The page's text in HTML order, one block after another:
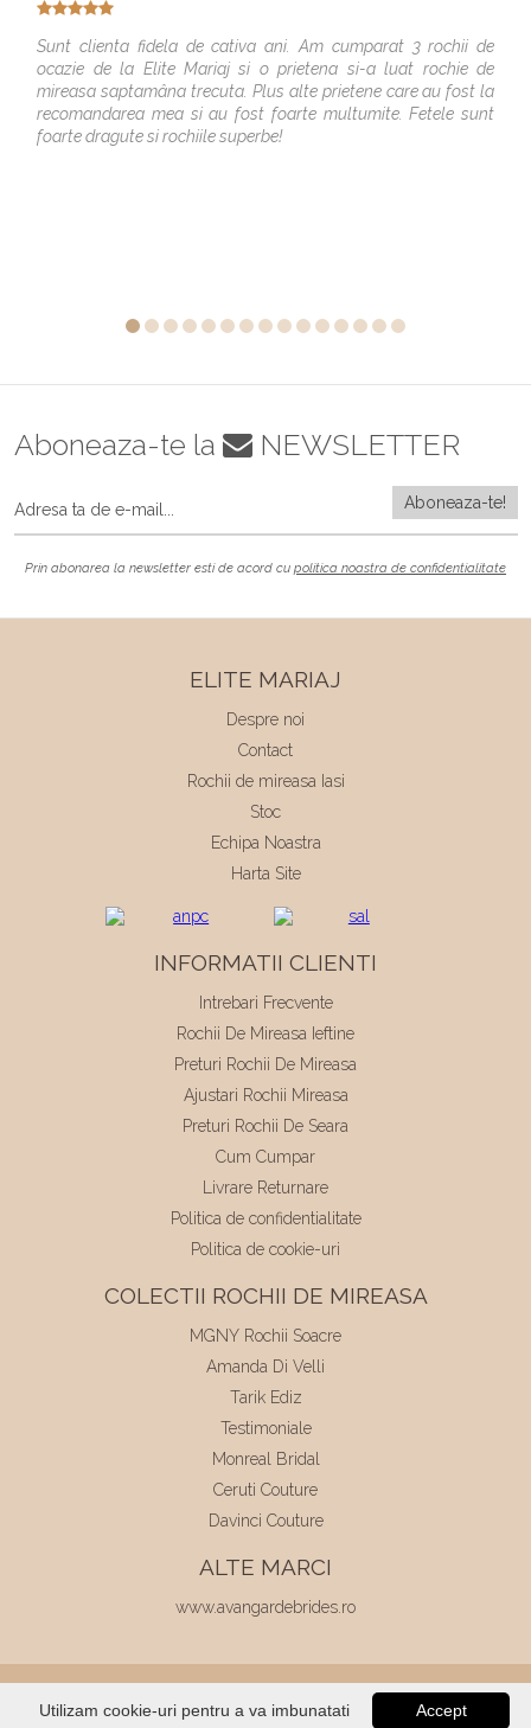
Sunt clienta fidela de cativa ani. Am cumparat 3 rochii de
ocazie de la Elite Mariaj si o prietena si-a luat rochie de
mireasa saptamâna trecuta. Plus alte prietene care au fost la
recomandarea mea si au fost foarte multumite. Fetele sunt
foarte dragute si rochiile superbe!
Aboneaza-te la NEWSLETTER
Prin abonarea la newsletter esti de acord cu politica noastra de confidentialitate
ELITE MARIAJ
Despre noi
Contact
Rochii de mireasa Iasi
Stoc
Echipa Noastra
Harta Site
INFORMATII CLIENTI
Intrebari Frecvente
Rochii De Mireasa Ieftine
Preturi Rochii De Mireasa
Ajustari Rochii Mireasa
Preturi Rochii De Seara
Cum Cumpar
Livrare Returnare
Politica de confidentialitate
Politica de cookie-uri
COLECTII ROCHII DE MIREASA
MGNY Rochii Soacre
Amanda Di Velli
Tarik Ediz
Testimoniale
Monreal Bridal
Ceruti Couture
Davinci Couture
ALTE MARCI
www.avangardebrides.ro
© 2026Elite Mariaj | Toate drepturile
Accept
Utilizam cookie-uri pentru a va imbunatati